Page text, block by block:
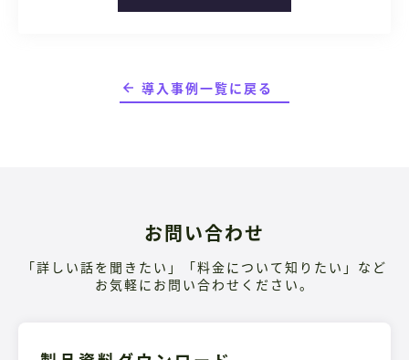
導入事例一覧に戻る
お問い合わせ
「詳しい話を聞きたい」「料金について知りたい」など
お気軽にお問い合わせください。